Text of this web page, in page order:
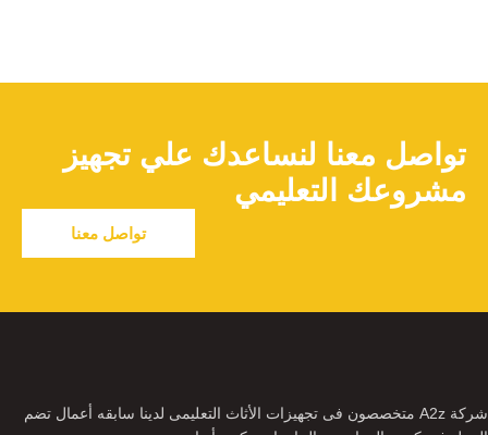
تواصل معنا لنساعدك علي تجهيز
مشروعك التعليمي
تواصل معنا
شركة A2z متخصصون فى تجهيزات الأثاث التعليمى لدينا سابقه أعمال تضم